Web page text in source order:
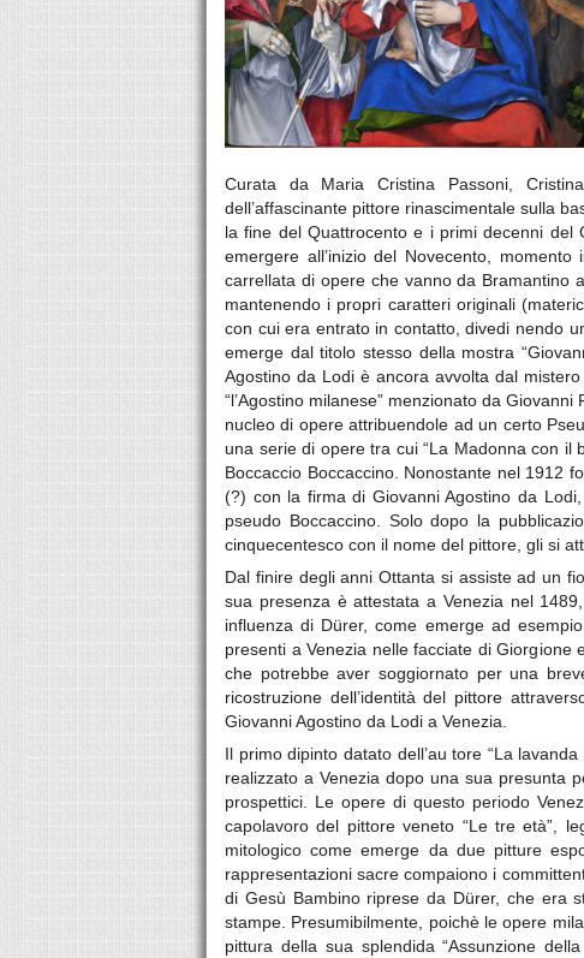
Curata da Maria Cristina Passoni,
dell’affascinante pittore rinascimentale sulla
la fine del Quattrocento e i primi decenni del
emergere all’inizio del Novecento,
carrellata di opere che vanno da Bramantino
mantenendo i propri caratteri originali
con cui era entrato in contatto, divedi nendo
emerge dal titolo stesso della mostra
Agostino da Lodi è ancora avvolta dal
“l’Agostino milanese” menzionato da
nucleo di opere attribuendole ad un certo
una serie di opere tra cui “La Madonna con il
Boccaccio Boccaccino. Nonostante nel 1912
(?) con la firma di Giovanni Agostino da
pseudo Boccaccino. Solo dopo la
cinquecentesco con il nome del pittore, gli si
Dal finire degli anni Ottanta si assiste ad un
sua presenza è attestata a Venezia nel
influenza di Dürer, come emerge ad
presenti a Venezia nelle facciate di
che potrebbe aver soggiornato per una
ricostruzione dell’identità del pittore
Giovanni Agostino da Lodi a Venezia.
Il primo dipinto datato dell’au tore “La
realizzato a Venezia dopo una sua presunta
prospettici. Le opere di questo periodo
capolavoro del pittore veneto “Le tre età”,
mitologico come emerge da due pitture
rappresentazioni sacre compaiono i
di Gesù Bambino riprese da Dürer, che era
stampe. Presumibilmente, poichè le opere
pittura della sua splendida “Assunzione